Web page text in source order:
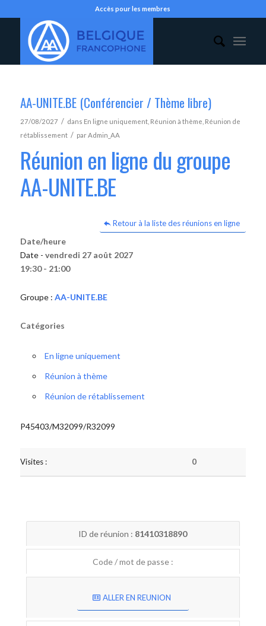
Accès pour les membres
AA-UNITE.BE (Conférencier / Thème libre)
27/08/2027 / dans En ligne uniquement, Réunion à thème Réunion de
rétablissement / parAdmin_AA
Réunion en ligne du groupe
AA-UNITE.BE
Retour à la liste des réunions en ligne
Date/heure
Date - vendredi 27 août 2027
19:30 - 21:00
Groupe : AA-UNITE.BE
Catégories
En ligne uniquement
Réunion à thème
Réunion de rétablissement
P45403/M32099/R32099
Visites : 0
ID de réunion : 81410318890
Code / mot de passe :
ALLER EN REUNION